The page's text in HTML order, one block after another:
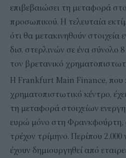
επιβεβαιώσει τη μεταφορά
προσωπικού. Η τελευταία
ότι θα μετακινηθούν στοιχεία
δισ. στερλινών σε ένα σύνολο
τον βρετανικό
Η Frankfurt Main Finance, που
χρηματοπιστωτικό κέντρο,
τη μεταφορά στοιχείων
ευρώ μόνο στη Φρανκφούρτη,
τρέχον τρίμηνο. Περίπου 2.000
έχουν δημιουργηθεί από